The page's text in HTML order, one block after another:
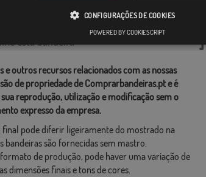
esta bandeira
e outros recursos relacionados com as nossas
de propriedade de Comprarbandeiras.pt e é
reprodução, utilização e modificação sem o
expresso da empresa.
final pode diferir ligeiramente do mostrado na
bandeiras são fornecidas sem mastro.
de produção, pode haver uma variação de
dimensões finais e tons de cores.
CONFIGURAÇÕES DE COOKIES
POWERED BY COOKIESCRIPT